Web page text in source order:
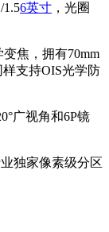
1.56英寸 ，光圈
焦，拥有70mm
支持OIS光学防
广视角和6P镜
独家像素级分区